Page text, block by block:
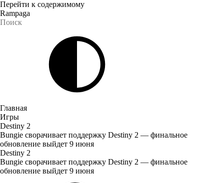
Перейти к содержимому
Rampaga
Главная
Игры
Destiny 2
Bungie сворачивает поддержку Destiny 2 — финальное
обновление выйдет 9 июня
Destiny 2
Bungie сворачивает поддержку Destiny 2 — финальное
обновление выйдет 9 июня